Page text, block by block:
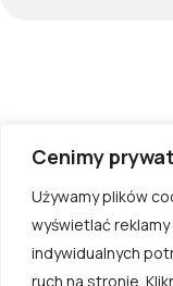
Cenimy
Używamy plików
wyświetlać
indywidualnych
ruch na stronie.